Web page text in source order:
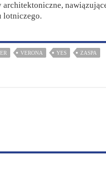
lotniczego.
VERONA YES ZASPA